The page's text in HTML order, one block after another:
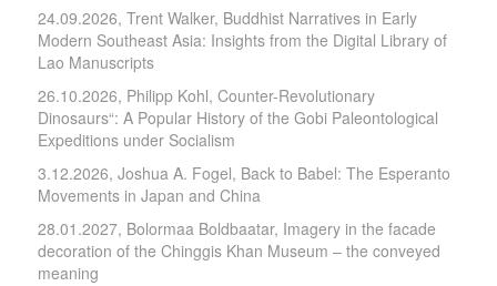
24.09.2026, Trent Walker, Buddhist Narratives in Early
Modern Southeast Asia: Insights from the Digital Library of
Lao Manuscripts
26.10.2026, Philipp Kohl, Counter-Revolutionary
Dinosaurs“: A Popular History of the Gobi Paleontological
Expeditions under Socialism
3.12.2026, Joshua A. Fogel, Back to Babel: The Esperanto
Movements in Japan and China
28.01.2027, Bolormaa Boldbaatar, Imagery in the facade
decoration of the Chinggis Khan Museum – the conveyed
meaning